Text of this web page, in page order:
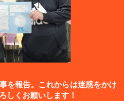
を報告。これからは迷惑をかけ
しくお願いします！